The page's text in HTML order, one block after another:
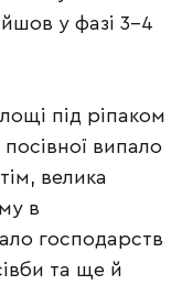
у фазі 3–4
під ріпаком
випало
велика
в
господарств
та ще й